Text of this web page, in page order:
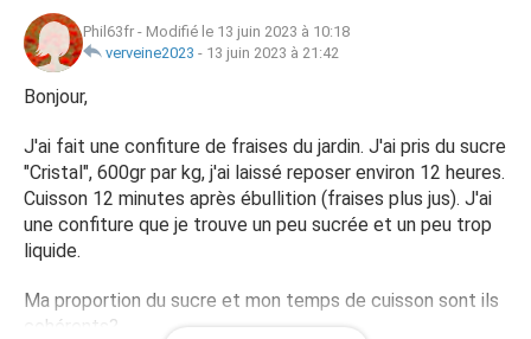
Phil63fr - Modifié le 13 juin 2023 à 10:18
verveine2023 - 13 juin 2023 à 21:42
Bonjour,
J'ai fait une confiture de fraises du jardin. J'ai pris du sucre
"Cristal", 600gr par kg, j'ai laissé reposer environ 12 heures.
Cuisson 12 minutes après ébullition (fraises plus jus). J'ai
une confiture que je trouve un peu sucrée et un peu trop
liquide.
Ma proportion du sucre et mon temps de cuisson sont ils
cohérents?